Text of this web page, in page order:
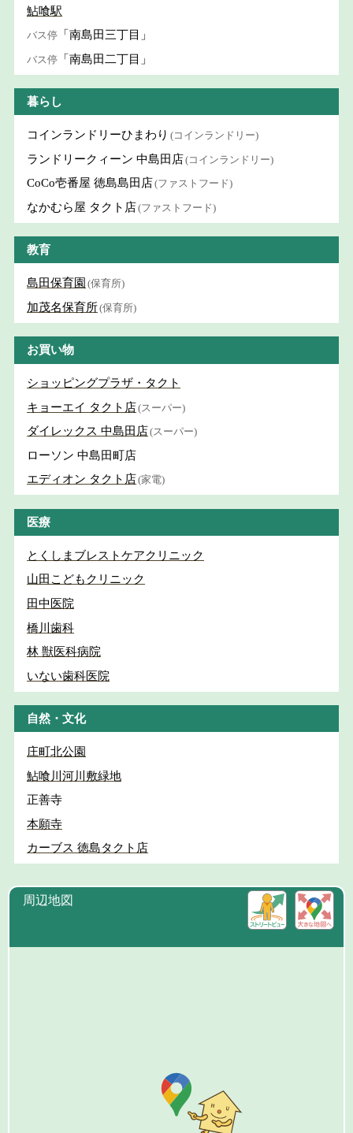
鮎喰駅
バス停 「南島田三丁目」
バス停 「南島田二丁目」
暮らし
コインランドリーひまわり (コインランドリー)
ランドリークィーン 中島田店(コインランドリー)
CoCo壱番屋 徳島島田店(ファストフード)
なかむら屋 タクト店(ファストフード)
教育
島田保育園 (保育所)
加茂名保育所(保育所)
お買い物
ショッピングプラザ・タクト
キョーエイ タクト店(スーパー)
ダイレックス 中島田店(スーパー)
ローソン 中島田町店
エディオン タクト店(家電)
医療
とくしまブレストケアクリニック
山田こどもクリニック
田中医院
橋川歯科
林 獣医科病院
いない歯科医院
自然・文化
庄町北公園
鮎喰川河川敷緑地
正善寺
本願寺
カーブス 徳島タクト店
周辺地図